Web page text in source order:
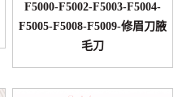
F5000-F5002-F5003-F5004-
F5005-F5008-F5009-修眉刀腋
毛刀